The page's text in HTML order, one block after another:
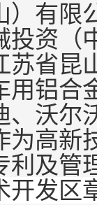
）有限
投资（
苏省昆
用铝合
、沃尔
为高新
利及管
开发区